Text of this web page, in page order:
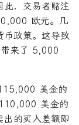
此，交易者赌注
欧元。几
币政策。这导致
来了 5,000
美金的
美金的
的买入差额即